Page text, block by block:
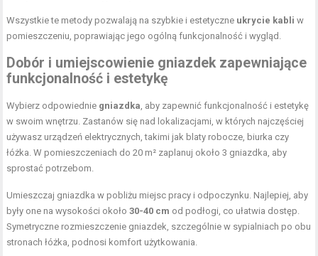
Wszystkie te metody pozwalają na szybkie i estetyczne ukrycie kabli w
pomieszczeniu, poprawiając jego ogólną funkcjonalność i wygląd.
Dobór i umiejscowienie gniazdek zapewniające
funkcjonalność i estetykę
Wybierz odpowiednie gniazdka , aby zapewnić funkcjonalność i estetykę
w swoim wnętrzu. Zastanów się nad lokalizacjami, w których najczęściej
używasz urządzeń elektrycznych, takimi jak blaty robocze, biurka czy
łóżka. W pomieszczeniach do 20 m² zaplanuj około 3 gniazdka, aby
sprostać potrzebom.
Umieszczaj gniazdka w pobliżu miejsc pracy i odpoczynku. Najlepiej, aby
były one na wysokości około30-40 cm od podłogi, co ułatwia dostęp.
Symetryczne rozmieszczenie gniazdek, szczególnie w sypialniach po obu
stronach łóżka, podnosi komfort użytkowania.